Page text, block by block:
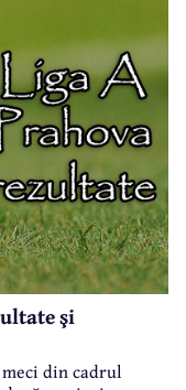
medalii - una de
doar primele
câmpineni se
şi
din cadrul